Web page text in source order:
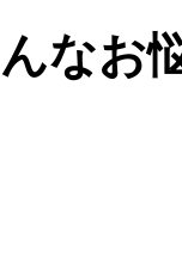
なお